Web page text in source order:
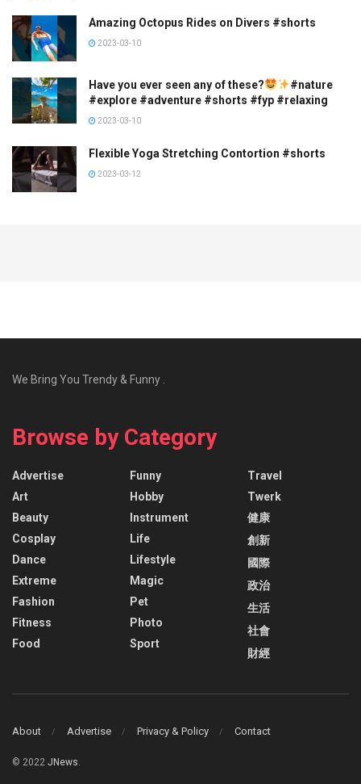
Amazing Octopus Rides on Divers #shorts
2023-03-10
Have you ever seen any of these?
#nature
#explore #adventure #shorts #fyp #relaxing
2023-03-10
Flexible Yoga Stretching Contortion #shorts
2023-03-12
We Bring You Trendy & Funny .
Browse by Category
Advertise
Art
Beauty
Cosplay
Dance
Extreme
Fashion
Fitness
Food
Funny
Hobby
Instrument
Life
Lifestyle
Magic
Pet
Photo
Sport
Travel
Twerk
健康
創新
國際
政治
生活
社會
財經
About Advertise Privacy & Policy Contact
© 2022 JNews